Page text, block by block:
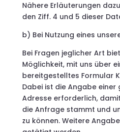
Nähere Erläuterungen
den Ziff. 4 und 5 dieser
b) Bei Nutzung eines
Bei Fragen jeglicher Art
Möglichkeit, mit uns über
bereitgestelltes Formular
Dabei ist die Angabe einer
Adresse erforderlich,
die Anfrage stammt und
zu können. Weitere